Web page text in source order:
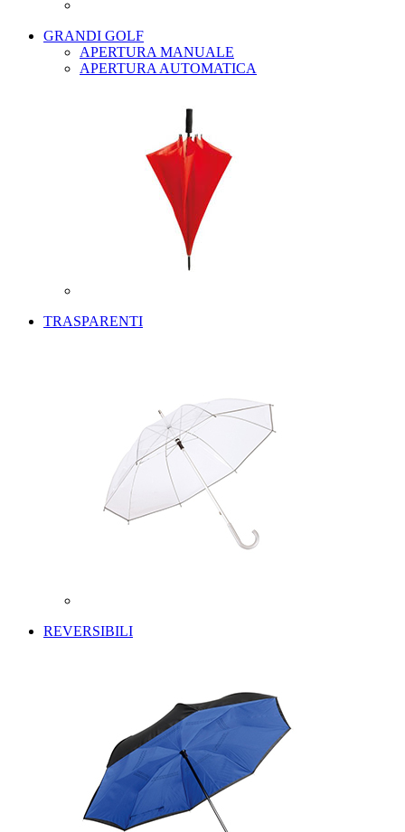
GRANDI GOLF
APERTURA MANUALE
APERTURA AUTOMATICA
TRASPARENTI
REVERSIBILI